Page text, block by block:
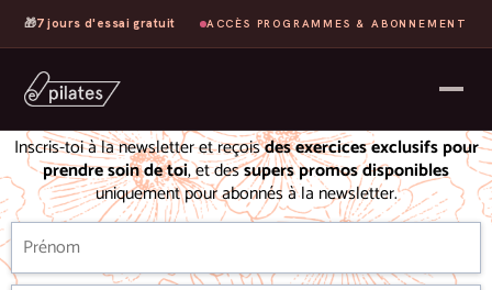
🎁7 jours d'essai gratuit ACCÈS PROGRAMMES & ABONNEMENT